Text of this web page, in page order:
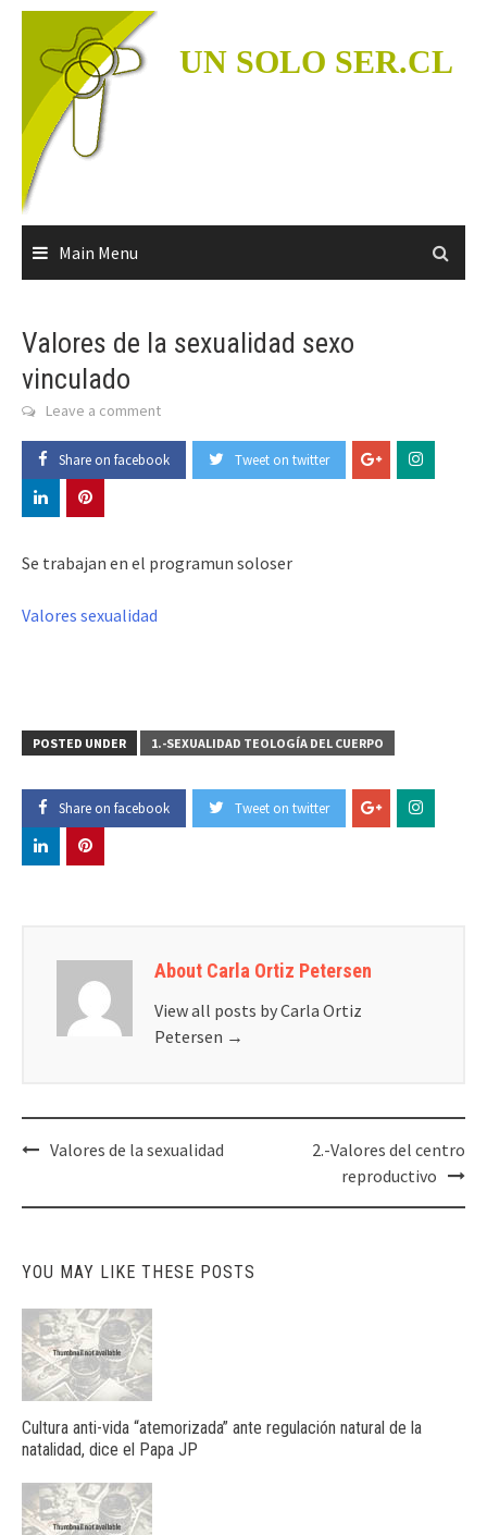
Skip
content
UN SOLO SER.CL
Main Menu
Valores de la sexualidad sexo
vinculado
Leave a comment
Share on facebook Tweet on twitter
Se trabajan en el programun soloser
Valores sexualidad
POSTED UNDER 1.-SEXUALIDAD TEOLOGÍA DEL CUERPO
Share on facebook Tweet on twitter
About Carla Ortiz Petersen
View all posts by Carla Ortiz
Petersen →
PostValores de la sexualidad
2.-Valores del centro
reproductivo
YOU MAY LIKE THESE POSTS
Cultura anti-vida “atemorizada” ante regulación natural de la
natalidad, dice el Papa JP